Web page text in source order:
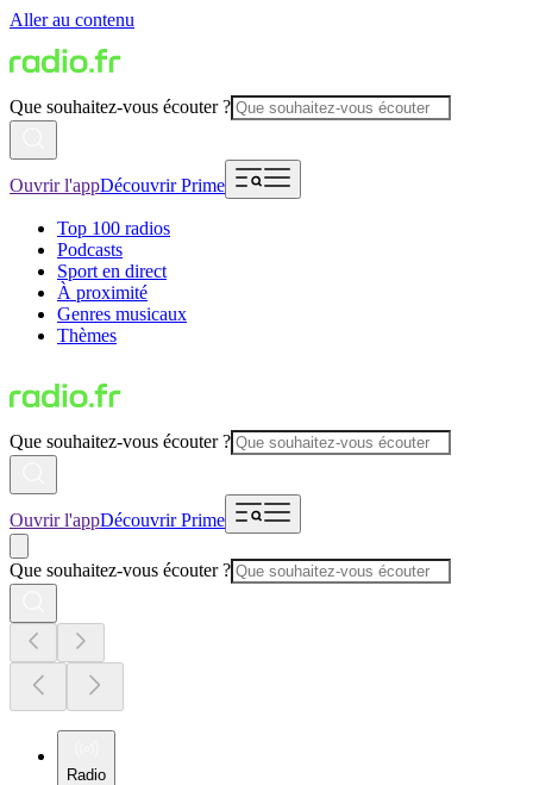
Aller au contenu
Que souhaitez-vous écouter ?
Ouvrir l'appDécouvrir Prime
Top 100 radios
Podcasts
Sport en direct
À proximité
Genres musicaux
Thèmes
Que souhaitez-vous écouter ?
Ouvrir l'appDécouvrir Prime
Que souhaitez-vous écouter ?
Radio